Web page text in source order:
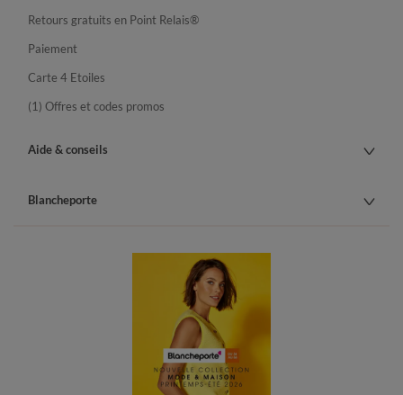
Retours gratuits en Point Relais®
Paiement
Carte 4 Etoiles
(1) Offres et codes promos
Aide & conseils
Blancheporte